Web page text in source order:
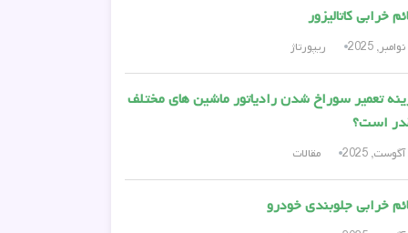
خرابی کاتالیزور
ریپورتاژ
تعمیر سوراخ شدن رادیاتور ماشین های مختلف
است؟
مقالات
خرابی جلوبندی خودرو